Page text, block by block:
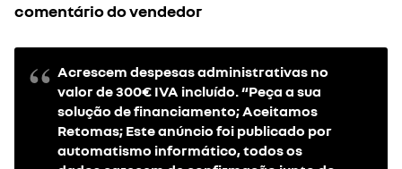
comentário do vendedor
Acrescem despesas administrativas no
valor de 300€ IVA incluído. “Peça a sua
solução de financiamento; Aceitamos
Retomas; Este anúncio foi publicado por
automatismo informático, todos os